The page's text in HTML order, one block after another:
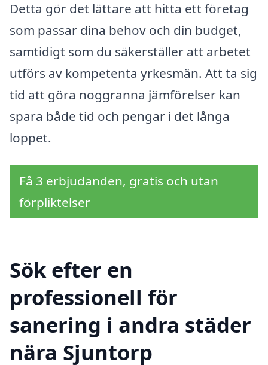
Detta gör det lättare att hitta ett företag
som passar dina behov och din budget,
samtidigt som du säkerställer att arbetet
utförs av kompetenta yrkesmän. Att ta sig
tid att göra noggranna jämförelser kan
spara både tid och pengar i det långa
loppet.
Få 3 erbjudanden, gratis och utan
förpliktelser
Sök efter en
professionell för
sanering i andra städer
nära Sjuntorp